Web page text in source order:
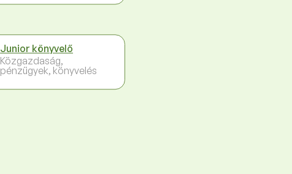
Junior könyvelő
Közgazdaság,
pénzügyek, könyvelés